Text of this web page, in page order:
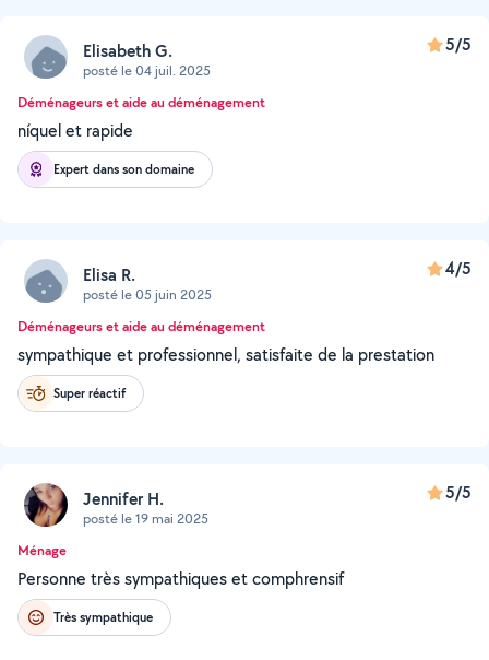
Elisabeth G.
posté le 04 juil. 2025
5/5
Déménageurs et aide au déménagement
níquel et rapide
Expert dans son domaine
Elisa R.
posté le 05 juin 2025
4/5
Déménageurs et aide au déménagement
sympathique et professionnel, satisfaite de la prestation
Super réactif
Jennifer H.
posté le 19 mai 2025
5/5
Ménage
Personne très sympathiques et comphrensif
Très sympathique